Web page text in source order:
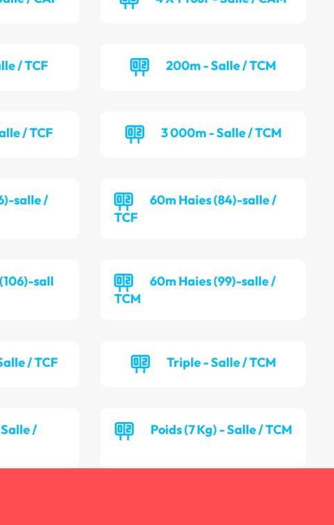
/ TCF 200m - Salle / TCM
/ TCF 3 000m - Salle / TCM
salle /
60m Haies (84)-salle /
TCF
sall
60m Haies (99)-salle /
TCM
/ TCF Triple - Salle / TCM
/
Poids (7 Kg) - Salle / TCM